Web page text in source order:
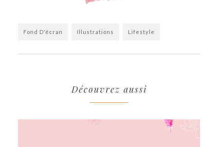
Fond D'écran Illustrations Lifestyle
Découvrez aussi